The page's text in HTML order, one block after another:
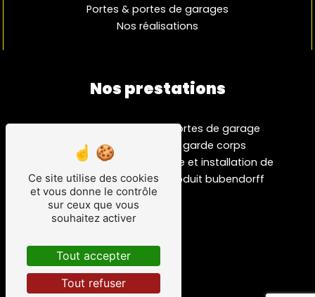
Portes & portes de garages
Nos réalisations
Nos prestations
menuiserie
fenêtre pvc
entreprise de
menuiserie
fenêtre alu
fenêtres
volets
portes
portes de garage
garde corps
vente et installation de
produit bubendorff
Ce site utilise des cookies
et vous donne le contrôle
sur ceux que vous
souhaitez activer
Tout accepter
Tout refuser